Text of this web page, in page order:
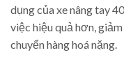
dụng của xe nâng tay
việc hiệu quả hơn,
chuyển hàng hoá nặng.